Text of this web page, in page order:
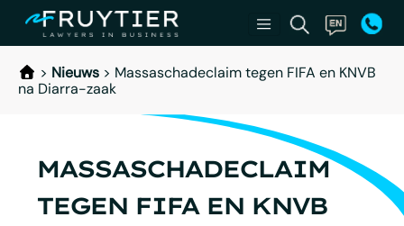
> Nieuws > Massaschadeclaim tegen FIFA en KNVB
na Diarra-zaak
MASSASCHADECLAIM
TEGEN FIFA EN KNVB